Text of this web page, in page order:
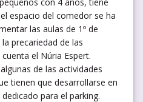
espacio del comedor se ha
las aulas de 1º de
precariedad de las
el Núria Espert.
de las actividades
tienen que desarrollarse en
para el parking.